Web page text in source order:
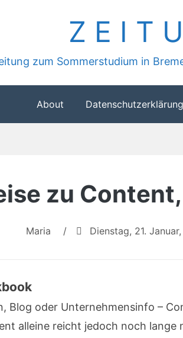
Z E I T
zum Sommerstudium in
About Datenschutzerklärung
zu
Maria / Dienstag, 21.
Blog oder Unternehmensinfo –
alleine reicht jedoch noch